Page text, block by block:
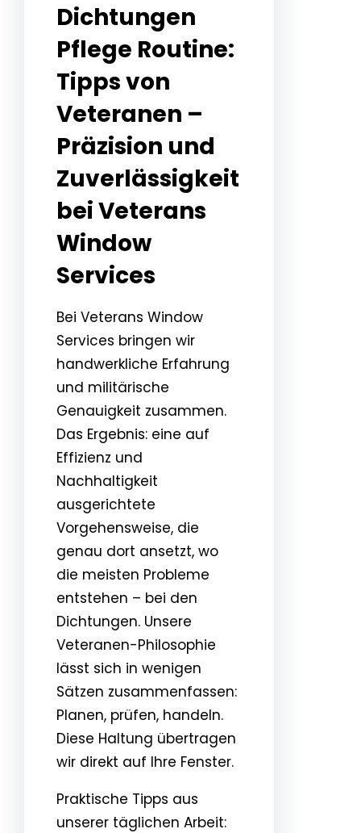
Dichtungen
Pflege Routine:
Tipps von
Veteranen –
Präzision und
Zuverlässigkeit
bei Veterans
Window
Services
Bei Veterans Window
Services bringen wir
handwerkliche Erfahrung
und militärische
Genauigkeit zusammen.
Das Ergebnis: eine auf
Effizienz und
Nachhaltigkeit
ausgerichtete
Vorgehensweise, die
genau dort ansetzt, wo
die meisten Probleme
entstehen – bei den
Dichtungen. Unsere
Veteranen-Philosophie
lässt sich in wenigen
Sätzen zusammenfassen:
Planen, prüfen, handeln.
Diese Haltung übertragen
wir direkt auf Ihre Fenster.
Praktische Tipps aus
unserer täglichen Arbeit: